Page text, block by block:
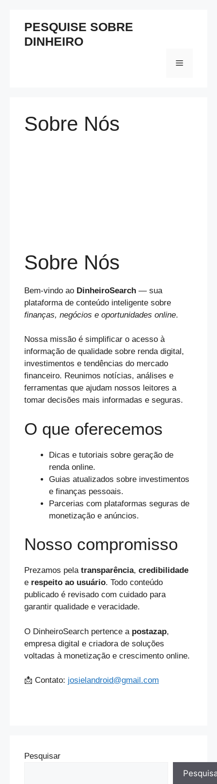
PESQUISE SOBRE
DINHEIRO
Menu
Sobre Nós
Sobre Nós
Bem-vindo ao DinheiroSearch — sua
plataforma de conteúdo inteligente sobre
finanças, negócios e oportunidades online.
Nossa missão é simplificar o acesso à
informação de qualidade sobre renda digital,
investimentos e tendências do mercado
financeiro. Reunimos notícias, análises e
ferramentas que ajudam nossos leitores a
tomar decisões mais informadas e seguras.
O que oferecemos
Dicas e tutoriais sobre geração de
renda online.
Guias atualizados sobre investimentos
e finanças pessoais.
Parcerias com plataformas seguras de
monetização e anúncios.
Nosso compromisso
Prezamos pela transparência, credibilidade
e respeito ao usuário. Todo conteúdo
publicado é revisado com cuidado para
garantir qualidade e veracidade.
O DinheiroSearch pertence a postazap,
empresa digital e criadora de soluções
voltadas à monetização e crescimento online.
📩 Contato: josielandroid@gmail.com
Pesquisar